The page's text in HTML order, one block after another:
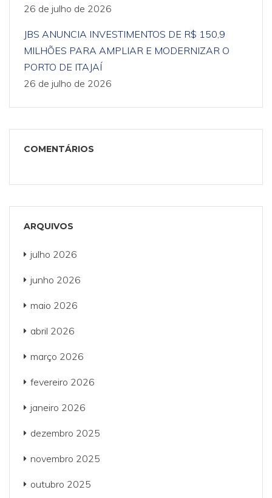
26 de julho de 2026
JBS ANUNCIA INVESTIMENTOS DE R$ 150,9
MILHÕES PARA AMPLIAR E MODERNIZAR O
PORTO DE ITAJAÍ
26 de julho de 2026
COMENTÁRIOS
ARQUIVOS
julho 2026
junho 2026
maio 2026
abril 2026
março 2026
fevereiro 2026
janeiro 2026
dezembro 2025
novembro 2025
outubro 2025